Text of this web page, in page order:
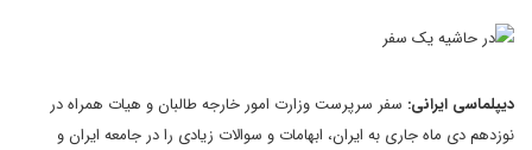
دیپلماسی ایرانی: سفر سرپرست وزارت امور خارجه طالبان و هیات همراه در
نوزدهم دی ماه جاری به ایران، ابهامات و سوالات زیادی را در جامعه ایران و